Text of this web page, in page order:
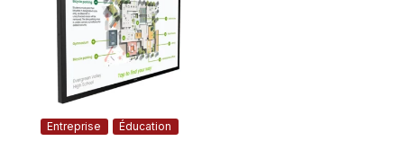
Entreprise Éducation